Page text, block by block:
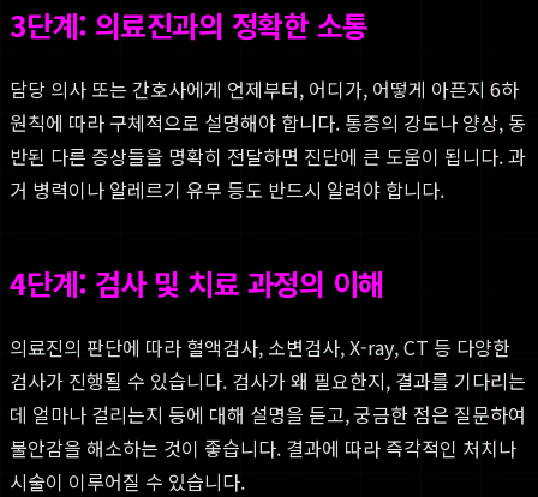
3단계: 의료진과의 정확한 소통
담당 의사 또는 간호사에게 언제부터, 어디가, 어떻게 아픈지 6하
원칙에 따라 구체적으로 설명해야 합니다. 통증의 강도나 양상, 동
반된 다른 증상들을 명확히 전달하면 진단에 큰 도움이 됩니다. 과
거 병력이나 알레르기 유무 등도 반드시 알려야 합니다.
4단계: 검사 및 치료 과정의 이해
의료진의 판단에 따라 혈액검사, 소변검사, X-ray, CT 등 다양한
검사가 진행될 수 있습니다. 검사가 왜 필요한지, 결과를 기다리는
데 얼마나 걸리는지 등에 대해 설명을 듣고, 궁금한 점은 질문하여
불안감을 해소하는 것이 좋습니다. 결과에 따라 즉각적인 처치나
시술이 이루어질 수 있습니다.